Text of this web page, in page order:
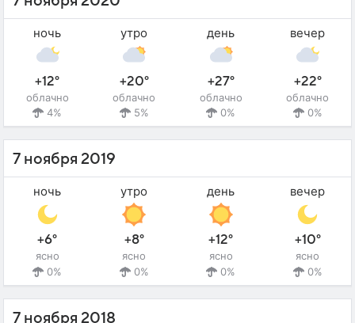
ночь
+12°
облачно
4%
утро
+20°
облачно
5%
день
+27°
облачно
0%
вечер
+22°
облачно
0%
7 ноября 2019
ночь
+6°
ясно
0%
утро
+8°
ясно
0%
день
+12°
ясно
0%
вечер
+10°
ясно
0%
7 ноября 2018